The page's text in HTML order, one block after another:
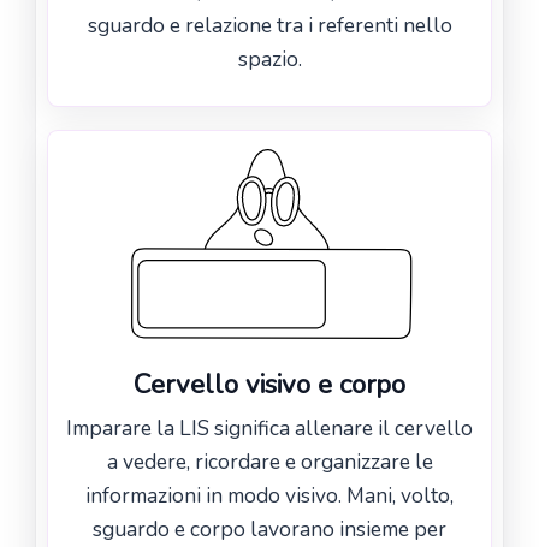
sguardo e relazione tra i referenti nello
spazio.
Cervello visivo e corpo
Imparare la LIS significa allenare il cervello
a vedere, ricordare e organizzare le
informazioni in modo visivo. Mani, volto,
sguardo e corpo lavorano insieme per